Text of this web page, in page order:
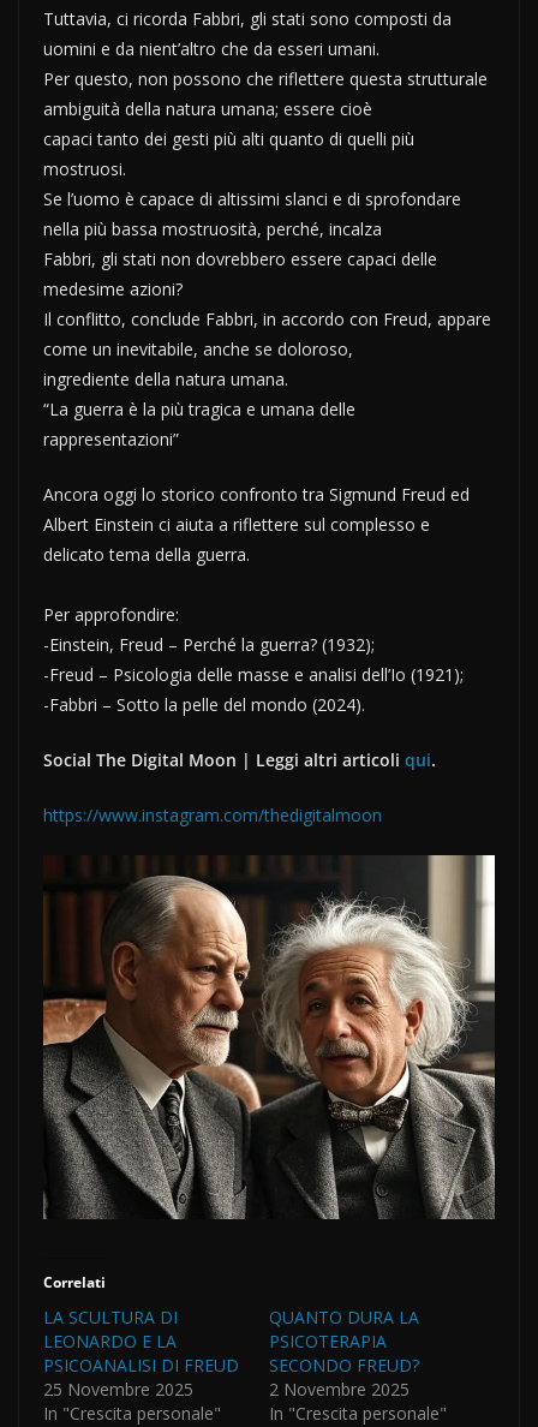
Tuttavia, ci ricorda Fabbri, gli stati sono composti da
uomini e da nient’altro che da esseri umani.
Per questo, non possono che riflettere questa strutturale
ambiguità della natura umana; essere cioè
capaci tanto dei gesti più alti quanto di quelli più
mostruosi.
Se l’uomo è capace di altissimi slanci e di sprofondare
nella più bassa mostruosità, perché, incalza
Fabbri, gli stati non dovrebbero essere capaci delle
medesime azioni?
Il conflitto, conclude Fabbri, in accordo con Freud, appare
come un inevitabile, anche se doloroso,
ingrediente della natura umana.
“La guerra è la più tragica e umana delle
rappresentazioni”
Ancora oggi lo storico confronto tra Sigmund Freud ed
Albert Einstein ci aiuta a riflettere sul complesso e
delicato tema della guerra.
Per approfondire:
-Einstein, Freud – Perché la guerra? (1932);
-Freud – Psicologia delle masse e analisi dell’Io (1921);
-Fabbri – Sotto la pelle del mondo (2024).
Social The Digital Moon | Leggi altri articoli qui.
https://www.instagram.com/thedigitalmoon
Correlati
LA SCULTURA DI
LEONARDO E LA
PSICOANALISI DI FREUD
25 Novembre 2025
In "Crescita personale"
QUANTO DURA LA
PSICOTERAPIA
SECONDO FREUD?
2 Novembre 2025
In "Crescita personale"